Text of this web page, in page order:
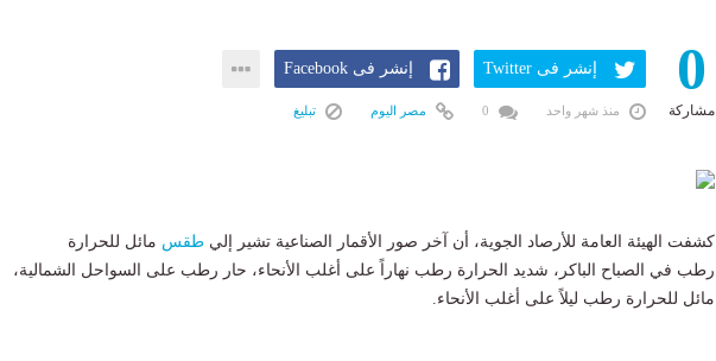
0
مشاركة
إنشر فى Twitter إنشر فى Facebook
منذ شهر واحد مصر اليوم تبليغ
كشفت الهيئة العامة للأرصاد الجوية، أن آخر صور الأقمار الصناعية تشير إلي طقس مائل للحرارة
رطب في الصباح الباكر، شديد الحرارة رطب نهاراً على أغلب الأنحاء، حار رطب على السواحل الشمالية،
مائل للحرارة رطب ليلاً على أغلب الأنحاء.